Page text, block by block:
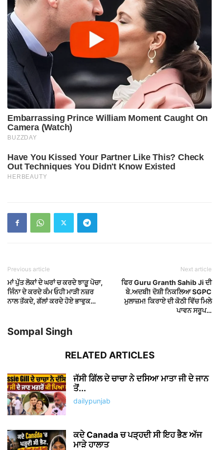
Previous article
ਮਾਂ ਪੁੱਤ ਲੋਕਾਂ ਦੇ ਘਰਾਂ ਚ ਕਰਦੇ ਝਾੜੂ ਪੋਚਾ,
ਜਿੰਨਾ ਦੇ ਕਰਦੇ ਕੰਮ ਓਹੀ ਮਾੜੀ ਨਜ਼ਰ
ਨਾਲ ਤੱਕਦੇ, ਗੱਲਾਂ ਕਰਦੇ ਹੋਏ ਭਾਵੁਕ…
Next article
ਫਿਰ Guru Granth Sahib Ji ਦੀ
ਬੇ.ਅਦਬੀ! ਦੋਸ਼ੀ ਨਿਕਲਿਆ SGPC
ਮੁਲਾਜ਼ਮ! ਕਿਰਾਏ ਦੀ ਕੋਠੀ ਵਿੱਚ ਮਿਲੇ
ਪਾਵਨ ਸਰੂਪ…
Sompal Singh
RELATED ARTICLES
ਜੱਸੀ ਗਿੱਲ ਦੇ ਚਾਚਾ ਨੇ ਦਸਿਆ ਮਾਤਾ ਜੀ ਦੇ ਜਾਨ
ਤੋਂ...
dailypunjab
ਕਦੇ Canada ਚ ਪੜ੍ਹਦੀ ਸੀ ਇਹ ਭੈਣ ਅੱਜ
ਮਾੜੇ ਹਾਲਾਤ